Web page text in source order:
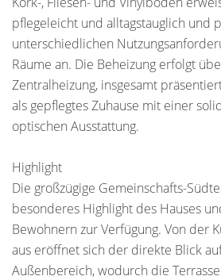
pflegeleicht und alltagstauglich und
unterschiedlichen
Räume an. Die Beheizung erfolgt
Zentralheizung, insgesamt
als gepflegtes Zuhause mit einer
optischen Ausstattung.
Highlight
Die großzügige Gemeinschafts-
besonderes Highlight des Hauses
Bewohnern zur Verfügung. Von der
aus eröffnet sich der direkte Blick
Außenbereich, wodurch die